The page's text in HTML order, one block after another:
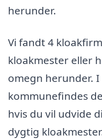
herunder.
Vi fandt 4
kloakmester eller
omegn herunder.
kommunefindes
hvis du vil udvide
dygtig